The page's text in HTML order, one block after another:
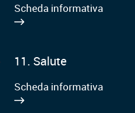
Scheda informativa
11. Salute
Scheda informativa